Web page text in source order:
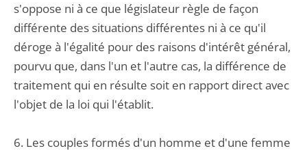
s'oppose ni à ce que législateur règle de façon
différente des situations différentes ni à ce qu'il
déroge à l'égalité pour des raisons d'intérêt général,
pourvu que, dans l'un et l'autre cas, la différence de
traitement qui en résulte soit en rapport direct avec
l'objet de la loi qui l'établit.
6. Les couples formés d'un homme et d'une femme